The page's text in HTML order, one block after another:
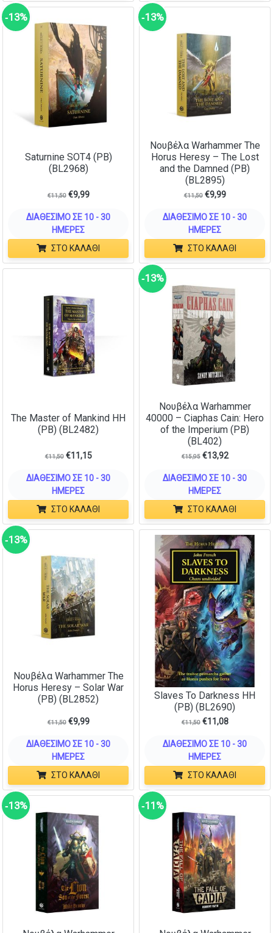
‑13%
Saturnine SOT4 (PB)
(BL2968)
€11,50 €9,99
ΔΙΑΘΈΣΙΜΟ ΣΕ 10 - 30
ΗΜΈΡΕΣ
ΣΤΟ ΚΑΛΆΘΙ
‑13%
Νουβέλα Warhammer The
Horus Heresy – The Lost
and the Damned (PB)
(BL2895)
€11,50 €9,99
ΔΙΑΘΈΣΙΜΟ ΣΕ 10 - 30
ΗΜΈΡΕΣ
ΣΤΟ ΚΑΛΆΘΙ
The Master of Mankind HH
(PB) (BL2482)
€11,50 €11,15
ΔΙΑΘΈΣΙΜΟ ΣΕ 10 - 30
ΗΜΈΡΕΣ
ΣΤΟ ΚΑΛΆΘΙ
‑13%
Νουβέλα Warhammer
40000 – Ciaphas Cain: Hero
of the Imperium (PB)
(BL402)
€15,95 €13,92
ΔΙΑΘΈΣΙΜΟ ΣΕ 10 - 30
ΗΜΈΡΕΣ
ΣΤΟ ΚΑΛΆΘΙ
‑13%
Νουβέλα Warhammer The
Horus Heresy – Solar War
(PB) (BL2852)
€11,50 €9,99
ΔΙΑΘΈΣΙΜΟ ΣΕ 10 - 30
ΗΜΈΡΕΣ
ΣΤΟ ΚΑΛΆΘΙ
Slaves To Darkness HH
(PB) (BL2690)
€11,50 €11,08
ΔΙΑΘΈΣΙΜΟ ΣΕ 10 - 30
ΗΜΈΡΕΣ
ΣΤΟ ΚΑΛΆΘΙ
‑13% ‑11%